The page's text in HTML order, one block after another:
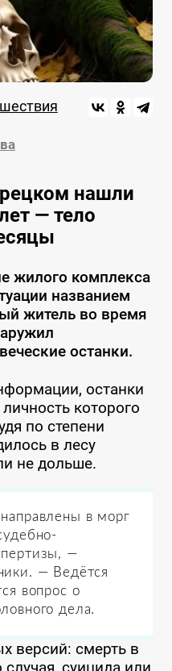
нашли
— тело
жилого комплекса
названием
житель во время
останки.
останки
которого
по степени
в лесу
не дольше.
в морг
—
— Ведётся
вопрос о
дела.
версий: смерть в